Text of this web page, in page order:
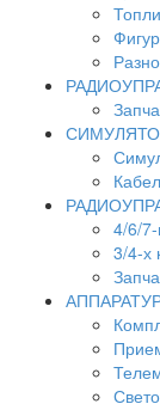
4/6/
3/4-х